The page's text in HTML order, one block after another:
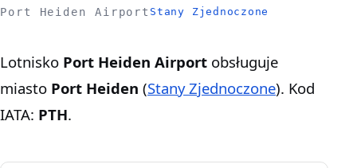
Port Heiden Airport Stany Zjednoczone
Lotnisko Port Heiden Airport obsługuje
miasto Port Heiden (Stany Zjednoczone). Kod
IATA: PTH.